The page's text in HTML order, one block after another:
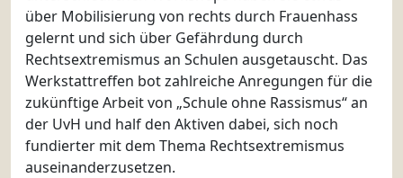
über Mobilisierung von rechts durch Frauenhass
gelernt und sich über Gefährdung durch
Rechtsextremismus an Schulen ausgetauscht. Das
Werkstattreffen bot zahlreiche Anregungen für die
zukünftige Arbeit von „Schule ohne Rassismus“ an
der UvH und half den Aktiven dabei, sich noch
fundierter mit dem Thema Rechtsextremismus
auseinanderzusetzen.